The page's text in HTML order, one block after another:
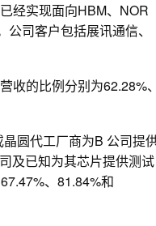
经实现面向HBM、NOR
司客户包括展讯通信、
收的比例分别为62.28%
圆代工厂商为B 公司提
及已知为其芯片提供测试
、81.84%和